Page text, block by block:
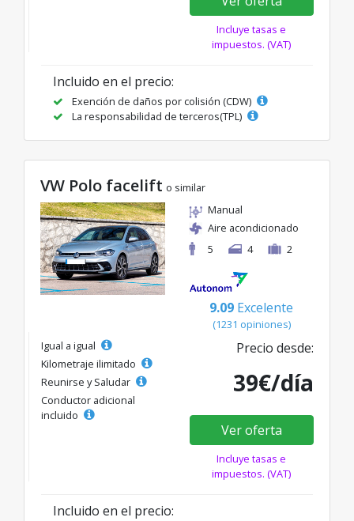
Incluye tasas e
impuestos. (VAT)
Incluido en el precio:
Exención de daños por colisión (CDW)
La responsabilidad de terceros(TPL)
VW Polo facelift o similar
Manual
Aire acondicionado
5
4 2
9.09 Excelente
(1231 opiniones)
Igual a igual
Kilometraje ilimitado
Reunirse y Saludar
Conductor adicional
incluido
Precio desde:
39€/día
Ver oferta
Incluye tasas e
impuestos. (VAT)
Incluido en el precio: